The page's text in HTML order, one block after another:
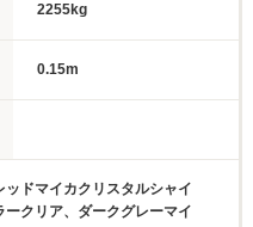
2255kg
0.15m
ドマイカクリスタルシャイ
クリア、ダークグレーマイ